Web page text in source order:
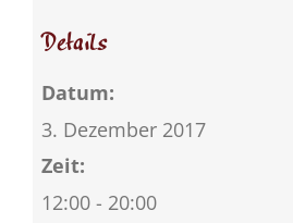
Details
Datum:
3. Dezember 2017
Zeit:
12:00 - 20:00